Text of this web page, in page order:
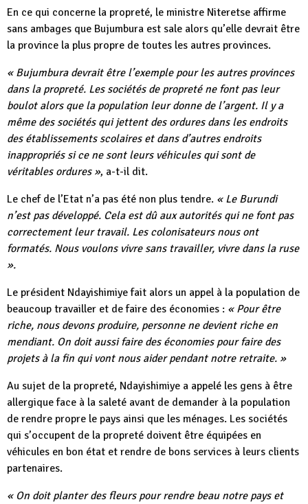
En ce qui concerne la propreté, le ministre Niteretse affirme
sans ambages que Bujumbura est sale alors qu’elle devrait être
la province la plus propre de toutes les autres provinces.
« Bujumbura devrait être l’exemple pour les autres provinces
dans la propreté. Les sociétés de propreté ne font pas leur
boulot alors que la population leur donne de l’argent. Il y a
même des sociétés qui jettent des ordures dans les endroits
des établissements scolaires et dans d’autres endroits
inappropriés si ce ne sont leurs véhicules qui sont de
véritables ordures », a-t-il dit.
Le chef de l’Etat n’a pas été non plus tendre. « Le Burundi
n’est pas développé. Cela est dû aux autorités qui ne font pas
correctement leur travail. Les colonisateurs nous ont
formatés. Nous voulons vivre sans travailler, vivre dans la ruse
».
Le président Ndayishimiye fait alors un appel à la population de
beaucoup travailler et de faire des économies : « Pour être
riche, nous devons produire, personne ne devient riche en
mendiant. On doit aussi faire des économies pour faire des
projets à la fin qui vont nous aider pendant notre retraite. »
Au sujet de la propreté, Ndayishimiye a appelé les gens à être
allergique face à la saleté avant de demander à la population
de rendre propre le pays ainsi que les ménages. Les sociétés
qui s’occupent de la propreté doivent être équipées en
véhicules en bon état et rendre de bons services à leurs clients
partenaires.
« On doit planter des fleurs pour rendre beau notre pays et